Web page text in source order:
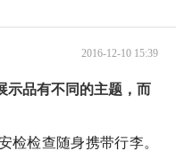
2016-12-10 15:39
示品有不同的主题，而
检检查随身携带行李。